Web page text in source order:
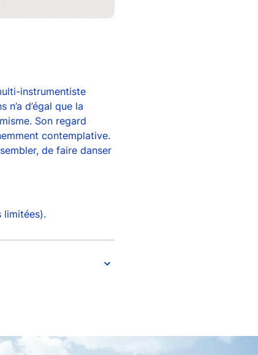
instrumentiste
d’égal que la
Son regard
contemplative.
de faire danser
limitées).